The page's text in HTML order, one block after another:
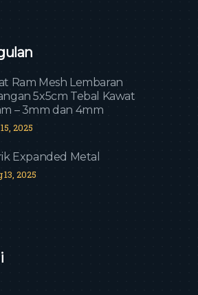
Ram Mesh Lembaran
5x5cm Tebal Kawat
– 3mm dan 4mm
2025
Expanded Metal
2025